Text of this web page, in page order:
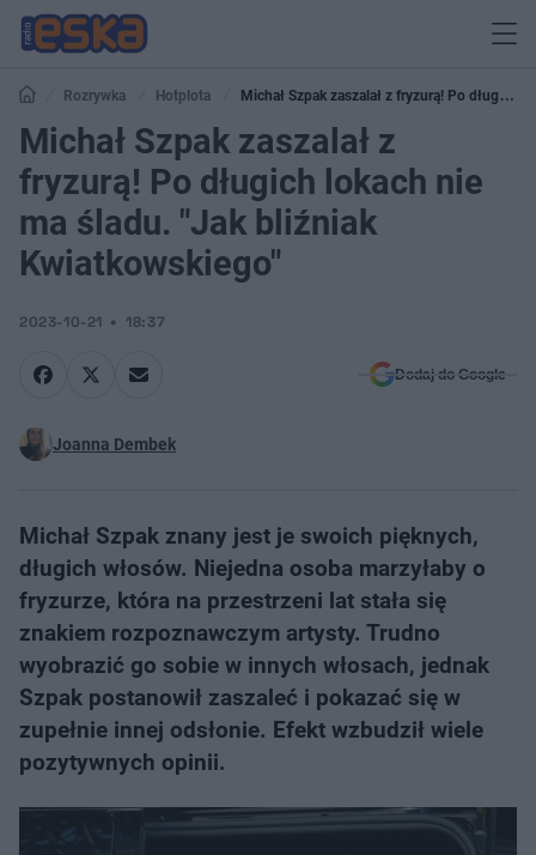
Rozrywka Hotplota
Michał Szpak zaszalał z fryzurą! Po długich
lokach nie ma śladu. "Jak bliźniak Kwiatkowskiego"
Michał Szpak zaszalał z
fryzurą! Po długich lokach nie
ma śladu. "Jak bliźniak
Kwiatkowskiego"
2023-10-21 18:37
Dodaj do Google
Joanna Dembek
Michał Szpak znany jest je swoich pięknych,
długich włosów. Niejedna osoba marzyłaby o
fryzurze, która na przestrzeni lat stała się
znakiem rozpoznawczym artysty. Trudno
wyobrazić go sobie w innych włosach, jednak
Szpak postanowił zaszaleć i pokazać się w
zupełnie innej odsłonie. Efekt wzbudził wiele
pozytywnych opinii.